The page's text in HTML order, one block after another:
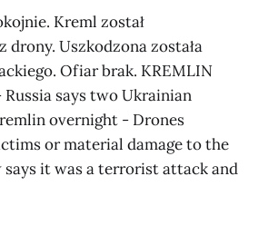
Kreml został
drony. Uszkodzona została
Ofiar brak. KREMLIN
Russia says two Ukrainian
overnight - Drones
or material damage to the
it was a terrorist attack and